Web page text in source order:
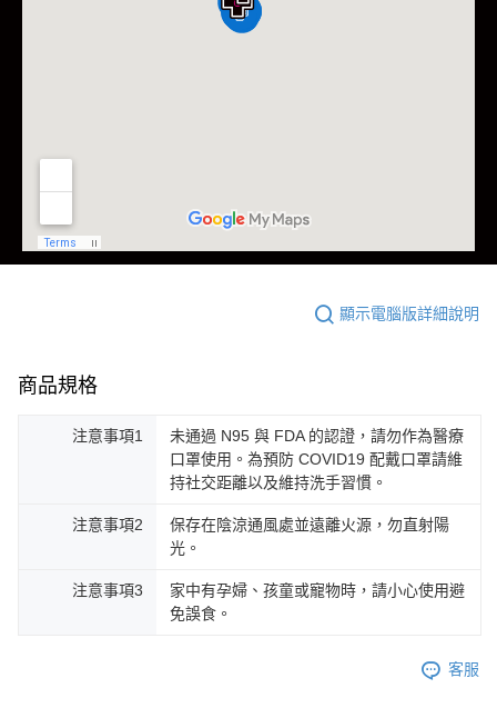
顯示電腦版詳細說明
商品規格
注意事項1
未通過 N95 與 FDA 的認證，請勿作為醫療
口罩使用。為預防 COVID19 配戴口罩請維
持社交距離以及維持洗手習慣。
注意事項2
保存在陰涼通風處並遠離火源，勿直射陽
光。
注意事項3
家中有孕婦、孩童或寵物時，請小心使用避
免誤食。
客服